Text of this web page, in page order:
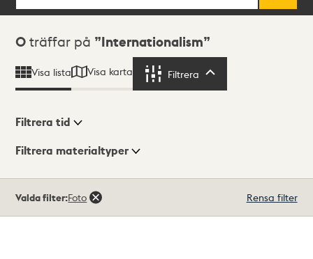
Sökresultat
0 träffar på Internationalism
Visa lista Visa karta Filtrera
Visningsläge
Filtrera tid
Filtrera materialtyper
träffar
Valda filter:Foto Rensa filter